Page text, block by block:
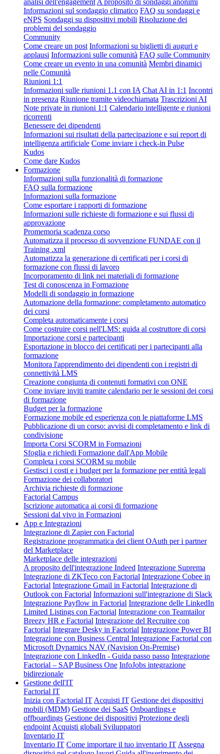
Informazioni sul sondaggio climatico FAQ su sondaggi e
eNPS Sondaggi su dispositivi mobili Risoluzione dei
problemi del sondaggio
Community
Come creare un post Informazioni su biglietti di auguri e
applausi Informazioni sulle comunità FAQ sulle Community
Come creare un evento in una comunità Membri dinamici
nelle Comunità
Riunioni 1:1
Informazioni sulle riunioni 1.1 con IA Chat AI in 1:1 Incontri
in presenza Riunione tramite videochiamata Trascrizioni AI
Note private in riunioni 1:1 Calendario intelligente e riunioni
ricorrenti
Benessere dei dipendenti
Informazioni sui risultati della partecipazione e sui report di
intelligenza artificiale Come inviare i check-in Pulse
Kudos
Come dare Kudos
Formazione
Informazioni sulla funzionalità di formazione
FAQ sulla formazione
Informazioni sulla formazione
Come esportare i rapporti di formazione
Informazioni sulle richieste di formazione e sui flussi di
approvazione
Promemoria scadenza corso
Automatizza il processo di sovvenzione FUNDAE con il
Training .xml
Automatizza la generazione di certificati per i corsi di
formazione con flussi di lavoro
Incorporamento di link nei materiali di formazione
Test di conoscenza in Formazione
Modelli di sondaggio in formazione
Automazione della formazione: completamento automatico
dei corsi
Completa automaticamente i corsi
Come costruire corsi nell'LMS: guida al costruttore di corsi
Importazione corsi e partecipanti
Esportazione in blocco dei certificati per i partecipanti alla
formazione
Monitora l'apprendimento dei dipendenti con i registri di
connettività LMS
Creazione congiunta di contenuti formativi con ONE
Come inviare inviti tramite calendario per le sessioni dei corsi
di formazione
Budget per la formazione
Formazione mobile ed esperienza con le piattaforme LMS
Pubblicazione di un corso: avvisi di completamento e link di
condivisione
Importa Corsi SCORM in Formazioni
Sfoglia e richiedi Formazione dall'App Mobile
Completa i corsi SCORM su mobile
Gestisci i costi e i budget per la formazione per entità legali
Formazione dei collaboratori
Archivia richieste di formazione
Factorial Campus
Iscrizione automatica ai corsi di formazione
Sessioni dal vivo in Formazioni
App e Integrazioni
Integrazione di Zapier con Factorial
Registrazione programmatica dei client OAuth per i partner
del Marketplace
Marketplace delle integrazioni
A proposito dell'integrazione Indeed Integrazione Suprema
Integrazione di ZKTeco con Factorial Integrazione Cobee in
Factorial Integrazione Gmail in Factorial Integrazione di
Outlook con Factorial Informazioni sull'integrazione di Slack
Integrazione Payflow in Factorial Integrazione delle LinkedIn
Limited Listings con Factorial Integrazione con Teamtailor
Breezy HR e Factorial Integrazione del Recruitee con
Factorial Integrare Desky in Factorial Integrazione Power BI
Integrazione con Business Central Integrazione Factorial con
Microsoft Dynamics NAV (Navision On-Premise)
Integrazione con LinkedIn - Guida passo passo Integrazione
Factorial – SAP Business One InfoJobs integrazione
bidirezionale
Gestione dell'IT
Factorial IT
Inizia con Factorial IT Acquisti IT Gestione dei dispositivi
mobili (MDM) Gestione dei SaaS Onboardings e
offboardings Gestione dei dispositivi Protezione degli
endpoint Acquisti globali Sviluppatori
Inventario IT
Inventario IT Come importare il tuo inventario IT Assegna